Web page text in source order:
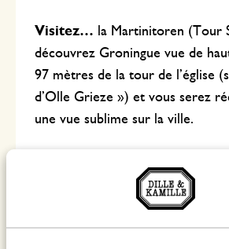
Visitez… la Martinitoren (Tour
découvrez Groningue vue de
97 mètres de la tour de l’église
d’Olle Grieze ») et vous serez
une vue sublime sur la ville.
les délicieux petits
produits régionaux (biologiques)
le Flinders Cafe. Du petit-
passant par le goûter, le